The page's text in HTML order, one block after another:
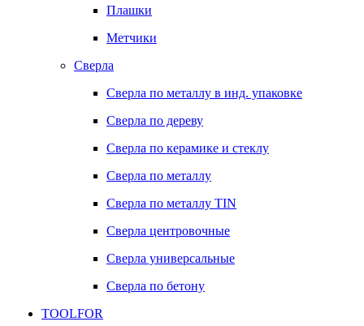
Плашки
Метчики
Сверла
Сверла по металлу в инд. упаковке
Сверла по дереву
Сверла по керамике и стеклу
Сверла по металлу
Сверла по металлу TIN
Сверла центровочные
Сверла универсальные
Сверла по бетону
TOOLFOR